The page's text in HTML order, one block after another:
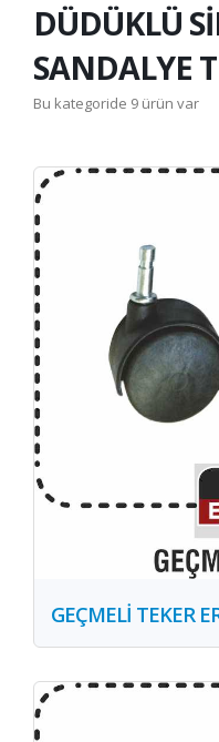
DÜDÜKLÜ
SANDALYE
Bu kategoride 9 ürün var
GEÇMELİ TEKER